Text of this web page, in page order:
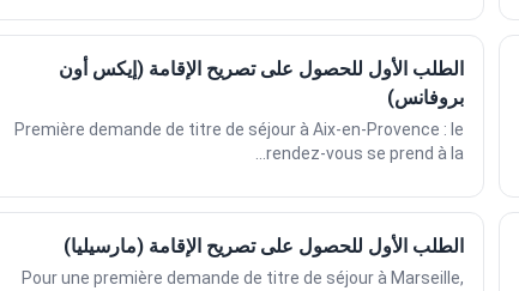
الطلب الأول للحصول على تصريح الإقامة (إيكس أون
بروفانس)
Première demande de titre de séjour à Aix-en-Provence : le
rendez-vous se prend à la...
الطلب الأول للحصول على تصريح الإقامة (مارسيليا)
Pour une première demande de titre de séjour à Marseille,